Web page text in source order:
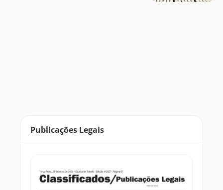
Publicações Legais